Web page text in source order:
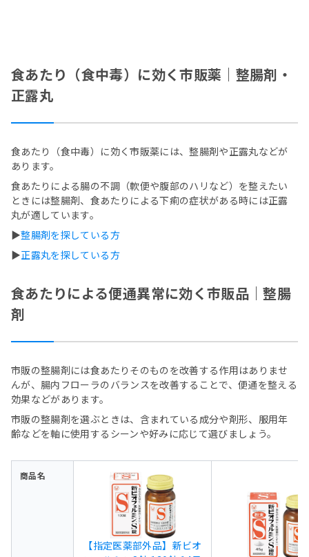
食あたり（食中毒）に効く市販薬｜整腸剤・
正露丸
食あたり（食中毒）に効く市販薬には、整腸剤や正露丸などが
あります。
食あたりによる腸の不調（軟便や腹部のハリなど）を整えたい
ときには整腸剤、食あたりによる下痢の症状がある時には正露
丸が適しています。
▶整腸剤を探している方
▶正露丸を探している方
食あたりによる便通異常に効く市販品｜整腸
剤
市販の整腸剤には食あたりそのものを改善する作用はありませ
んが、腸内フローラのバランスを改善することで、便通を整える
効果などがあります。
市販の整腸剤を選ぶときは、含まれている成分や剤形、服用年
齢などを軸に使用するシーンや好みに応じて選びましょう。
商品名
【指定医薬部外品】新ビオ